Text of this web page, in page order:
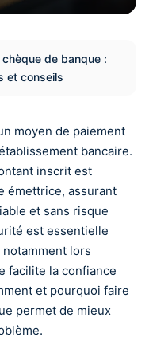
de banque :
et conseils
moyen de paiement
bancaire.
inscrit est
émettrice, assurant
et sans risque
est essentielle
lors
facilite la confiance
et pourquoi faire
permet de mieux